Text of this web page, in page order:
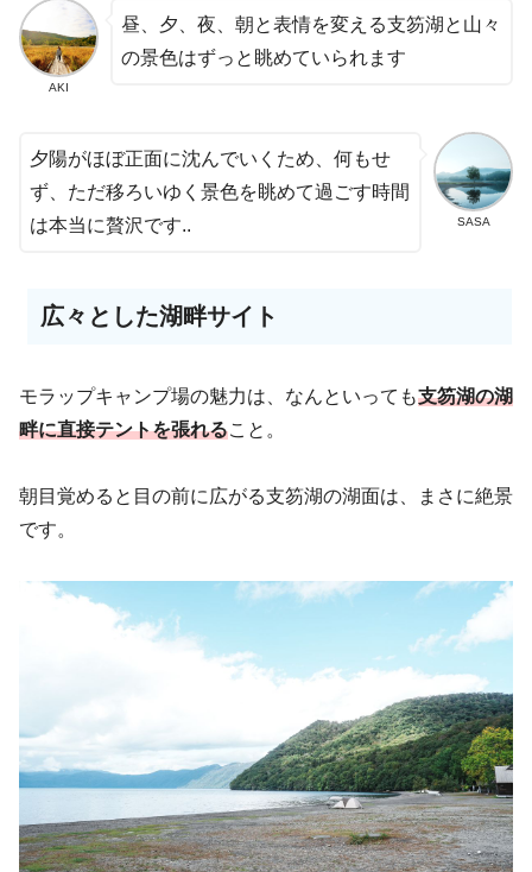
AKI
昼、夕、夜、朝と表情を変える支笏湖と山々
の景色はずっと眺めていられます
SASA
夕陽がほぼ正面に沈んでいくため、何もせ
ず、ただ移ろいゆく景色を眺めて過ごす時間
は本当に贅沢です..
広々とした湖畔サイト
モラップキャンプ場の魅力は、なんといっても支笏湖の湖
畔に直接テントを張れること。
朝目覚めると目の前に広がる支笏湖の湖面は、まさに絶景
です。